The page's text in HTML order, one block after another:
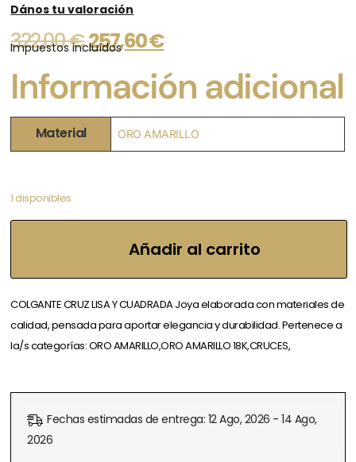
Dános tu valoración
322,00€257,60€
Impuestos incluídos
Información adicional
Material ORO AMARILLO
1 disponibles
Añadir al carrito
COLGANTE CRUZ LISA Y CUADRADA Joya elaborada con materiales de
calidad, pensada para aportar elegancia y durabilidad. Pertenece a
la/s categorías: ORO AMARILLO,ORO AMARILLO 18K,CRUCES,
Fechas estimadas de entrega: 12 Ago, 2026 - 14 Ago,
2026